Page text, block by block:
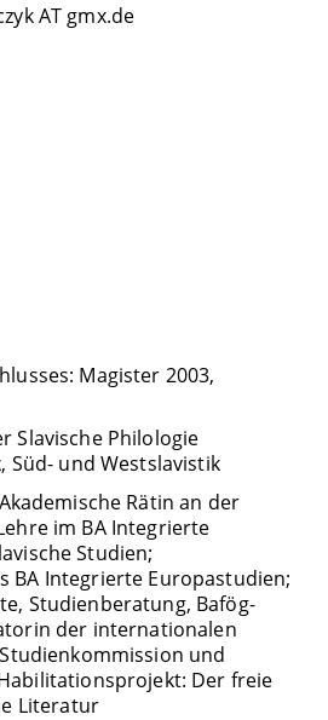
AT gmx.de
Magister 2003,
Slavische Philologie
Süd- und Westslavistik
Rätin an der
im BA Integrierte
Studien;
BA Integrierte Europastudien;
Studienberatung, Bafög-
der internationalen
und
Der freie
Literatur